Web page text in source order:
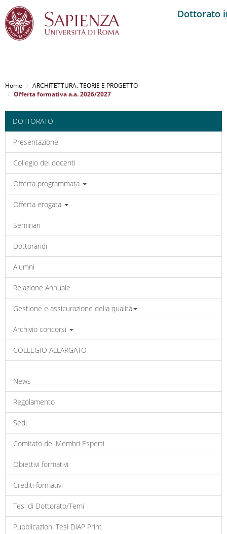
al
contenuto
Dottorato
Home
ARCHITETTURA. TEORIE E PROGETTO
Offerta formativa a.a. 2026/2027
DOTTORATO
Presentazione
Collegio dei docenti
Offerta programmata
Offerta erogata
Seminari
Dottorandi
Alumni
Relazione Annuale
Gestione e assicurazione della qualità
Archivio concorsi
COLLEGIO ALLARGATO
News
Regolamento
Sedi
Comitato dei Membri Esperti
Obiettivi formativi
Crediti formativi
Tesi di Dottorato/Temi
Pubblicazioni Tesi DiAP Print